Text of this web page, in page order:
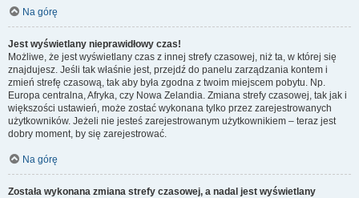
Na górę
Jest wyświetlany nieprawidłowy czas!
Możliwe, że jest wyświetlany czas z innej strefy czasowej, niż ta, w której się
znajdujesz. Jeśli tak właśnie jest, przejdź do panelu zarządzania kontem i
zmień strefę czasową, tak aby była zgodna z twoim miejscem pobytu. Np.
Europa centralna, Afryka, czy Nowa Zelandia. Zmiana strefy czasowej, tak jak i
większości ustawień, może zostać wykonana tylko przez zarejestrowanych
użytkowników. Jeżeli nie jesteś zarejestrowanym użytkownikiem – teraz jest
dobry moment, by się zarejestrować.
Na górę
Została wykonana zmiana strefy czasowej, a nadal jest wyświetlany